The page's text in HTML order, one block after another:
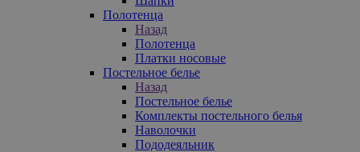
Полотенца
Назад
Полотенца
Платки носовые
Постельное белье
Назад
Постельное белье
Комплекты постельного белья
Наволочки
Пододеяльник